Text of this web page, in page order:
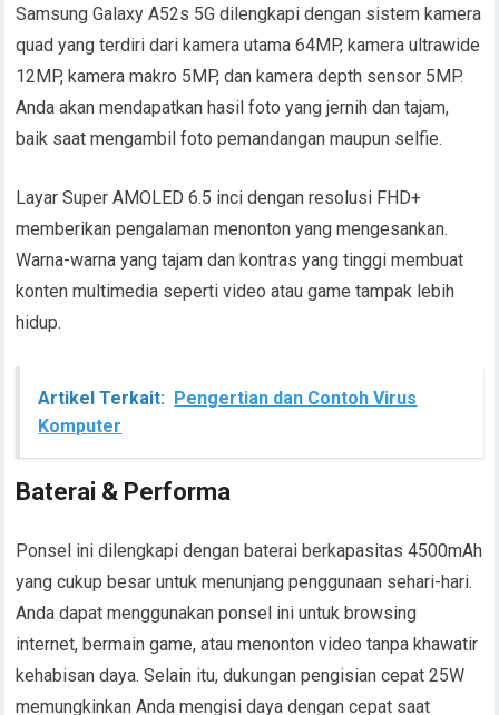
Samsung Galaxy A52s 5G dilengkapi dengan sistem kamera
quad yang terdiri dari kamera utama 64MP, kamera ultrawide
12MP, kamera makro 5MP, dan kamera depth sensor 5MP.
Anda akan mendapatkan hasil foto yang jernih dan tajam,
baik saat mengambil foto pemandangan maupun selfie.
Layar Super AMOLED 6.5 inci dengan resolusi FHD+
memberikan pengalaman menonton yang mengesankan.
Warna-warna yang tajam dan kontras yang tinggi membuat
konten multimedia seperti video atau game tampak lebih
hidup.
Artikel Terkait: Pengertian dan Contoh Virus
Komputer
Baterai & Performa
Ponsel ini dilengkapi dengan baterai berkapasitas 4500mAh
yang cukup besar untuk menunjang penggunaan sehari-hari.
Anda dapat menggunakan ponsel ini untuk browsing
internet, bermain game, atau menonton video tanpa khawatir
kehabisan daya. Selain itu, dukungan pengisian cepat 25W
memungkinkan Anda mengisi daya dengan cepat saat